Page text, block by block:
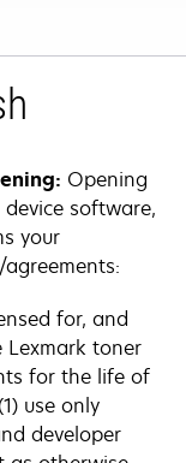
Opening
software,
your
for, and
toner
for the life of
use only
developer